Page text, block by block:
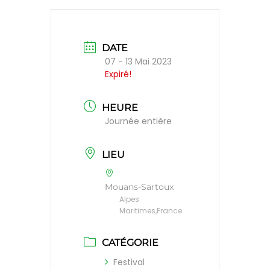
DATE
07 - 13 Mai 2023
Expiré!
HEURE
Journée entière
LIEU
Mouans-Sartoux
Alpes
Maritimes,France
CATÉGORIE
Festival